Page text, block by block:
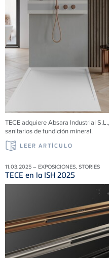
TECE adquiere Absara Industrial
sanitarios de fundición mineral.
LEER ARTÍCULO
11.03.2025 – EXPOSICIONES, STORIES
TECE en la ISH 2025